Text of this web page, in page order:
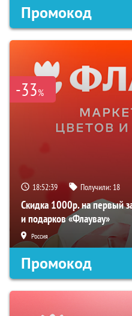
Промокод
-33%
18:52:39 Получили: 18
Скидка 1000р. на первый
и подарков «Флаувау»
Россия
Промокод